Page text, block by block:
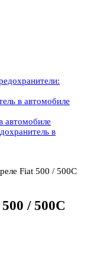
в автомобиле
автомобиле
в
Fiat 500 / 500C
/ 500C